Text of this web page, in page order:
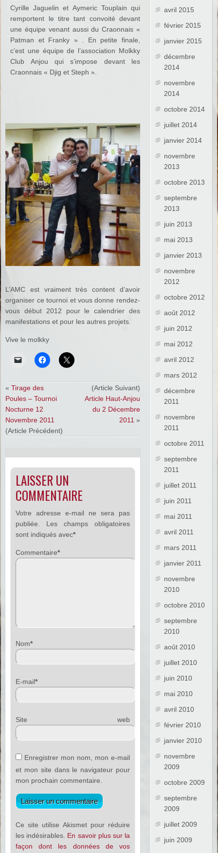
Cyrille Jaguelin et Aymeric Touplain qui
remportent le titre tant convoité devant
une équipe venant aussi du Craonnais «
Patman et Franky » . En petite finale,
c’est une équipe de l’association Molkky
Club Anjou qui s’impose devant les
Craonnais « Djig et Steph ».
L’AMC est vraiment très content d’avoir
organiser ce tournoi et vous donne rendez-
vous début 2012 pour le calendrier des
manifestations et pour les autres projets.
Vive le molkky
«Tirage des
Poules – Tournoi
Nocturne 12
Novembre 2011
(Article Précédent)
(Article Suivant)
Article Haut-Anjou
du 2 Décembre
2011 »
LAISSER UN
COMMENTAIRE
Votre adresse e-mail ne sera pas
publiée.
Les champs obligatoires
sont indiqués avec*
Commentaire*
Nom*
E-mail*
Site web
Enregistrer mon nom, mon e-mail
et mon site dans le navigateur pour
mon prochain commentaire.
Ce site utilise Akismet pour réduire
les indésirables. En savoir plus sur la
façon dont les données de vos
avril 2015
février 2015
janvier 2015
décembre
2014
novembre
2014
octobre 2014
juillet 2014
janvier 2014
novembre
2013
octobre 2013
septembre
2013
juin 2013
mai 2013
janvier 2013
novembre
2012
octobre 2012
août 2012
juin 2012
mai 2012
avril 2012
mars 2012
décembre
2011
novembre
2011
octobre 2011
septembre
2011
juillet 2011
juin 2011
mai 2011
avril 2011
mars 2011
janvier 2011
novembre
2010
octobre 2010
septembre
2010
août 2010
juillet 2010
juin 2010
mai 2010
avril 2010
février 2010
janvier 2010
novembre
2009
octobre 2009
septembre
2009
juillet 2009
juin 2009